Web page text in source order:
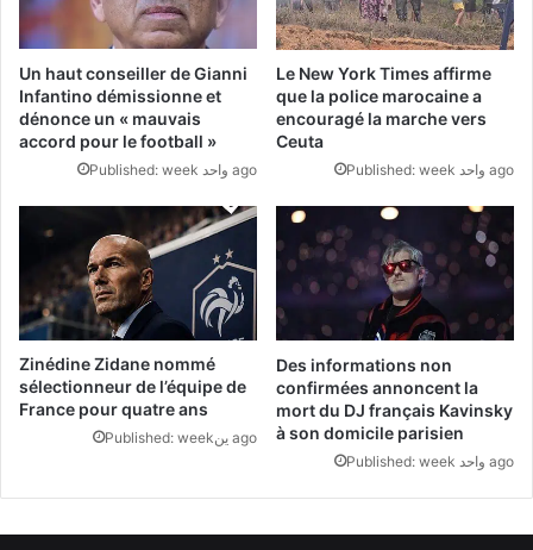
Le New York Times affirme
que la police marocaine a
encouragé la marche vers
Ceuta
Published: week واحد ago
Un haut conseiller de Gianni
Infantino démissionne et
dénonce un « mauvais
accord pour le football »
Published: week واحد ago
Des informations non
confirmées annoncent la
mort du DJ français Kavinsky
à son domicile parisien
Published: week واحد ago
Zinédine Zidane nommé
sélectionneur de l’équipe de
France pour quatre ans
Published: weekين ago